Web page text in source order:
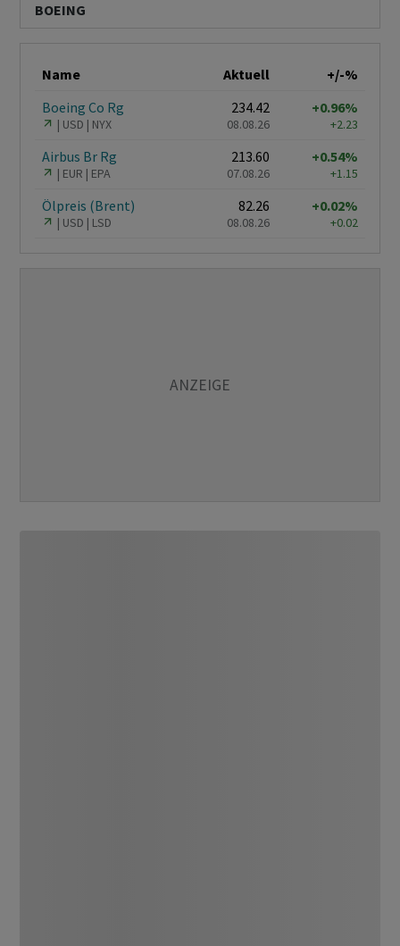
BOEING
Name Aktuell
+/-%
Boeing Co Rg
USD NYX
234.42
08.08.26
+0.96%
+2.23
Airbus Br Rg
EUR EPA
213.60
07.08.26
+0.54%
+1.15
Ölpreis (Brent)
USD LSD
82.26
08.08.26
+0.02%
+0.02